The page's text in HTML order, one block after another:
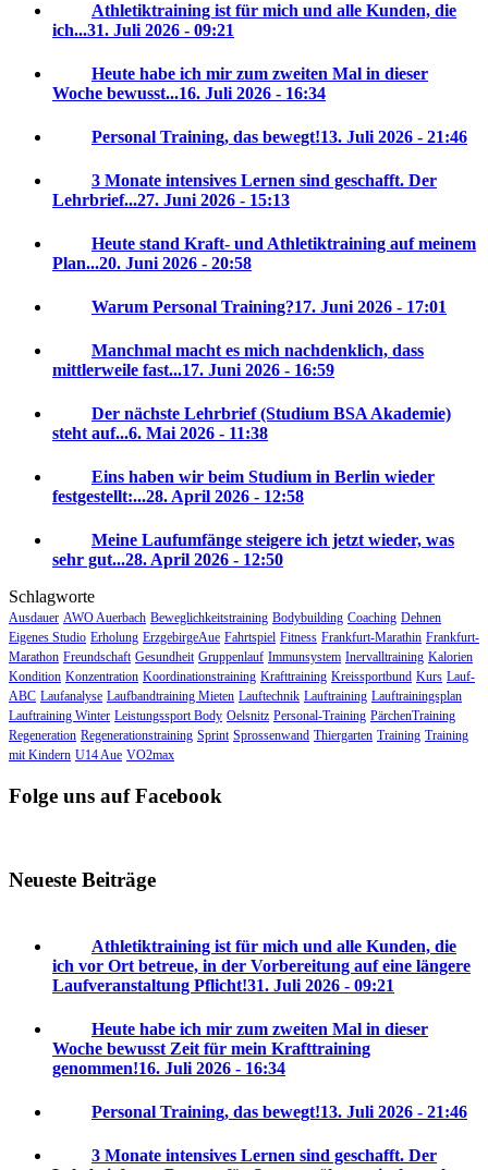
Athletiktraining ist für mich und alle Kunden, die
ich...31. Juli 2026 - 09:21
Heute habe ich mir zum zweiten Mal in dieser
Woche bewusst...16. Juli 2026 - 16:34
Personal Training, das bewegt!13. Juli 2026 - 21:46
3 Monate intensives Lernen sind geschafft. Der
Lehrbrief...27. Juni 2026 - 15:13
Heute stand Kraft- und Athletiktraining auf meinem
Plan...20. Juni 2026 - 20:58
Warum Personal Training?17. Juni 2026 - 17:01
Manchmal macht es mich nachdenklich, dass
mittlerweile fast...17. Juni 2026 - 16:59
Der nächste Lehrbrief (Studium BSA Akademie)
steht auf...6. Mai 2026 - 11:38
Eins haben wir beim Studium in Berlin wieder
festgestellt:...28. April 2026 - 12:58
Meine Laufumfänge steigere ich jetzt wieder, was
sehr gut...28. April 2026 - 12:50
Schlagworte
Ausdauer AWO Auerbach Beweglichkeitstraining Bodybuilding Coaching Dehnen
Eigenes Studio Erholung ErzgebirgeAue Fahrtspiel Fitness Frankfurt-Marathin Frankfurt-
Marathon Freundschaft Gesundheit Gruppenlauf Immunsystem Inervalltraining Kalorien
Kondition Konzentration Koordinationstraining Krafttraining Kreissportbund Kurs Lauf-
ABC Laufanalyse Laufbandtraining Mieten Lauftechnik Lauftraining Lauftrainingsplan
Lauftraining Winter Leistungssport Body Oelsnitz Personal-Training PärchenTraining
Regeneration Regenerationstraining Sprint Sprossenwand Thiergarten Training Training
mit Kindern U14 Aue VO2max
Folge uns auf Facebook
Neueste Beiträge
Athletiktraining ist für mich und alle Kunden, die
ich vor Ort betreue, in der Vorbereitung auf eine längere
Laufveranstaltung Pflicht!31. Juli 2026 - 09:21
Heute habe ich mir zum zweiten Mal in dieser
Woche bewusst Zeit für mein Krafttraining
genommen!16. Juli 2026 - 16:34
Personal Training, das bewegt!13. Juli 2026 - 21:46
3 Monate intensives Lernen sind geschafft. Der